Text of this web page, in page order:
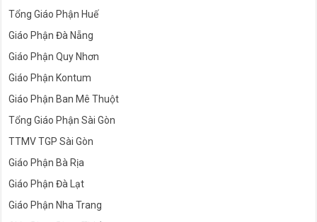
Tổng Giáo Phận Huế
Giáo Phận Đà Nẵng
Giáo Phận Quy Nhơn
Giáo Phận Kontum
Giáo Phận Ban Mê Thuột
Tổng Giáo Phận Sài Gòn
TTMV TGP Sài Gòn
Giáo Phận Bà Rịa
Giáo Phận Đà Lạt
Giáo Phận Nha Trang